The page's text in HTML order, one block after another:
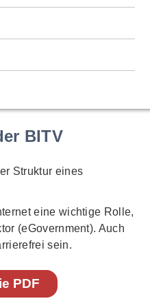
BITV
eine wichtige Rolle,
(eGovernment). Auch
sein.
PDF